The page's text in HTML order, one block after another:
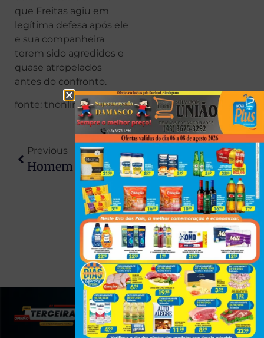
que Freitas agiu em
legítima defesa após ele
e sua companheira
terem sido agredidos e
quase atropelados
antes do confronto.
fonte: tnonline
Previous
Homem É Preso Após Tentar Atrair Meninas Para Carro Com Falsa “oração” No Paraná
Next
Óleo Diesel Cai Pela 4ª Vez Em Cinco Semanas E Acumula Recuo De 4,5%
(43) 991545950